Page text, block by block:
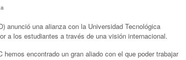
anunció una alianza con la Universidad Tecnológica
a los estudiantes a través de una visión internacional.
encontrado un gran aliado con el que poder trabajar